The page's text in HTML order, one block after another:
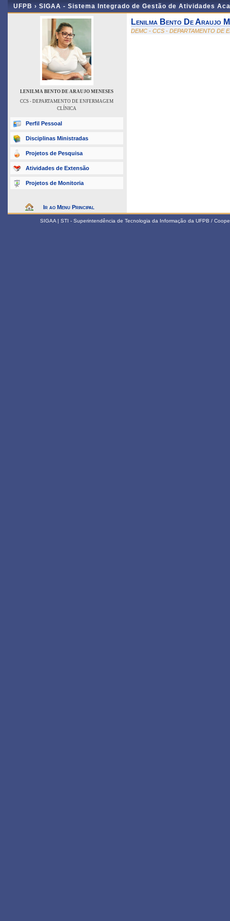
UFPB › SIGAA - Sistema Integrado de Gestão de Atividades
LENILMA BENTO DE ARAUJO MENESES
CCS - DEPARTAMENTO DE ENFERMAGEM
CLÍNICA
Perfil Pessoal
Disciplinas Ministradas
Projetos de Pesquisa
Atividades de Extensão
Projetos de Monitoria
Ir ao Menu Principal
Lenilma Bento De Araujo
DEMC - CCS - DEPARTAMENTO DE
SIGAA | STI - Superintendência de Tecnologia da Informação da UFPB /